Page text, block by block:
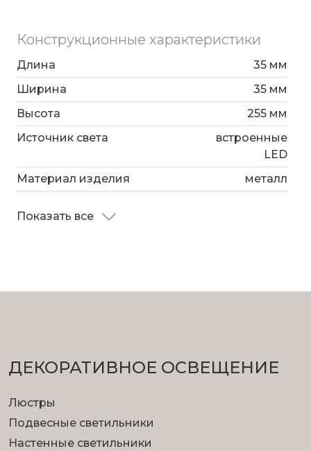
Конструкционные характеристики
Длина
35 мм
Ширина
35 мм
Высота
255 мм
Источник света
встроенные
LED
Материал изделия
металл
Показать все
ДЕКОРАТИВНОЕ ОСВЕЩЕНИЕ
Люстры
Подвесные светильники
Настенные светильники